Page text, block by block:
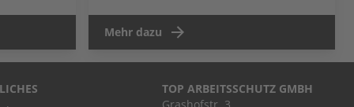
Mehr dazu
TOP ARBEITSSCHUTZ GMBH